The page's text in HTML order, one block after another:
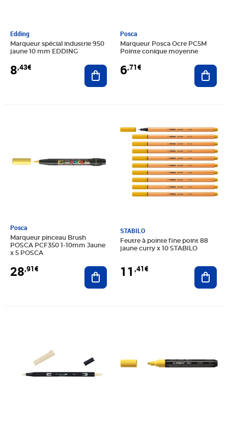
Edding
Marqueur spécial industrie 950
jaune 10 mm EDDING
8,43€ Ajouter au panier
Posca
Marqueur Posca Ocre PC5M
Pointe conique moyenne
6,71€
Posca
Marqueur pinceau Brush
POSCA PCF350 1-10mm Jaune
x 5 POSCA
28,91€ Ajouter au panier
STABILO
Feutre à pointe fine point 88
jaune curry x 10 STABILO
11 ,41€